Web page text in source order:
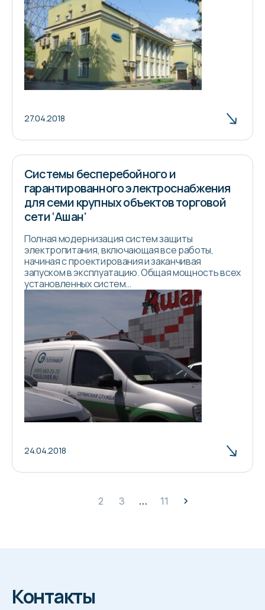
27.04.2018
Cистемы бесперебойного и
гарантированного электроснабжения
для семи крупных объектов торговой
сети ‘Ашан’
Полная модернизация систем защиты
электропитания, включающая все работы,
начиная с проектирования и заканчивая
запуском в эксплуатацию. Общая мощность всех
установленных систем…
24.04.2018
2 3 … 11
Контакты